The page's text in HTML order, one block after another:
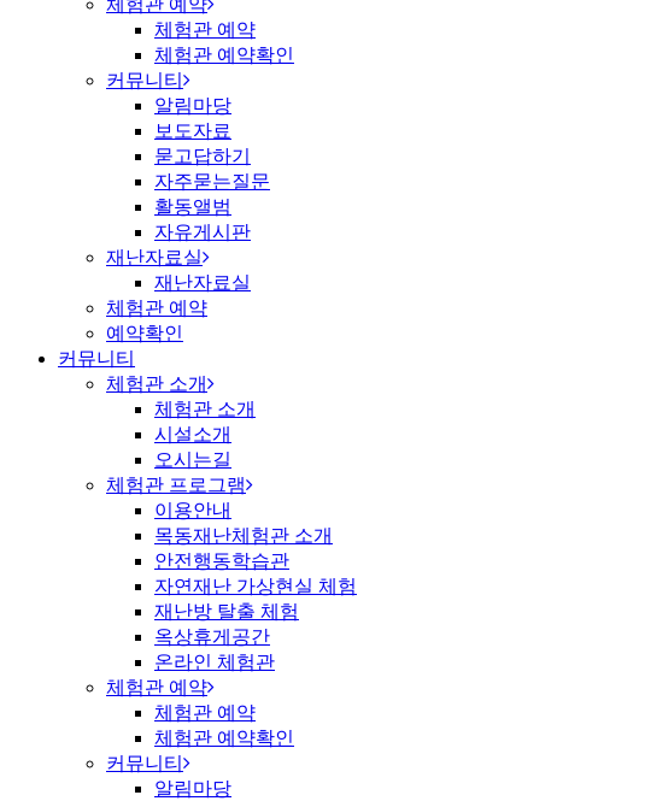
체험관 예약
체험관 예약
체험관 예약확인
커뮤니티
알림마당
보도자료
묻고답하기
자주묻는질문
활동앨범
자유게시판
재난자료실
재난자료실
체험관 예약
예약확인
커뮤니티
체험관 소개
체험관 소개
시설소개
오시는길
체험관 프로그램
이용안내
목동재난체험관 소개
안전행동학습관
자연재난 가상현실 체험
재난방 탈출 체험
옥상휴게공간
온라인 체험관
체험관 예약
체험관 예약
체험관 예약확인
커뮤니티
알림마당